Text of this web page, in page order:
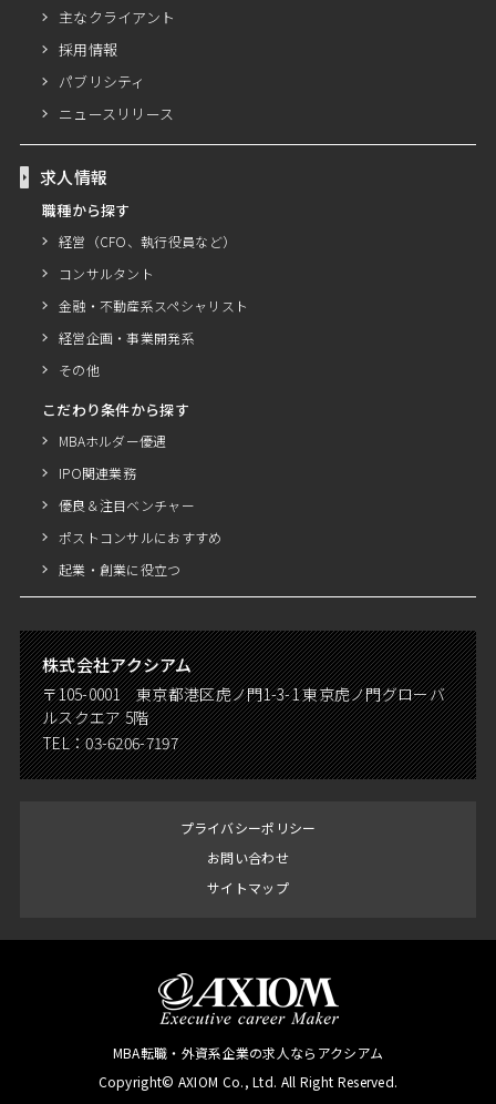
主なクライアント
採用情報
パブリシティ
ニュースリリース
求人情報
職種から探す
経営（CFO、執行役員など）
コンサルタント
金融・不動産系スペシャリスト
経営企画・事業開発系
その他
こだわり条件から探す
MBAホルダー優遇
IPO関連業務
優良＆注目ベンチャー
ポストコンサルにおすすめ
起業・創業に役立つ
株式会社アクシアム
〒105-0001 東京都港区虎ノ門1-3-1 東京虎ノ門グローバ
ルスクエア 5階
TEL：03-6206-7197
プライバシーポリシー
お問い合わせ
サイトマップ
MBA転職・外資系企業の求人ならアクシアム
Copyright© AXIOM Co., Ltd. All Right Reserved.